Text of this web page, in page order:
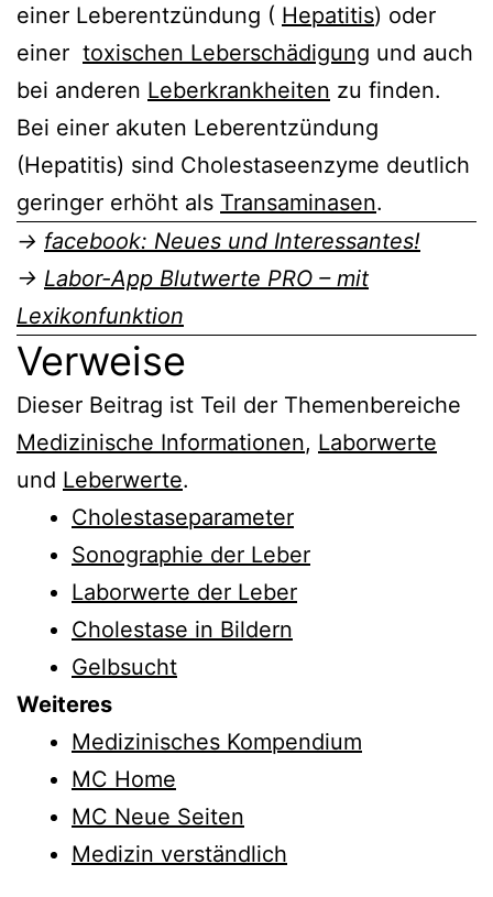
einer Leberentzündung ( Hepatitis) oder
einer toxischen Leberschädigung und auch
bei anderen Leberkrankheiten zu finden.
Bei einer akuten Leberentzündung
(Hepatitis) sind Cholestaseenzyme deutlich
geringer erhöht als Transaminasen.
→ facebook: Neues und Interessantes!
→ Labor-App Blutwerte PRO – mit
Lexikonfunktion
Verweise
Dieser Beitrag ist Teil der Themenbereiche
Medizinische Informationen, Laborwerte
und Leberwerte.
Cholestaseparameter
Sonographie der Leber
Laborwerte der Leber
Cholestase in Bildern
Gelbsucht
Weiteres
Medizinisches Kompendium
MC Home
MC Neue Seiten
Medizin verständlich